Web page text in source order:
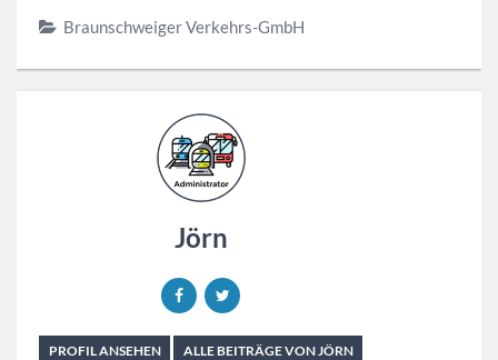
Braunschweiger Verkehrs-GmbH
Jörn
PROFIL ANSEHEN ALLE BEITRÄGE VON JÖRN